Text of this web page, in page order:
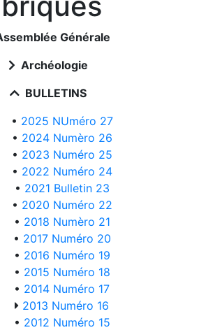
Générale
Archéologie
BULLETINS
• 2025 NUméro 27
• 2024 Numèro 26
• 2023 Numéro 25
• 2022 Numéro 24
• 2021 Bulletin 23
• 2020 Numéro 22
• 2018 Numèro 21
• 2017 Numéro 20
• 2016 Numéro 19
• 2015 Numéro 18
• 2014 Numéro 17
2013 Numéro 16
• 2012 Numéro 15